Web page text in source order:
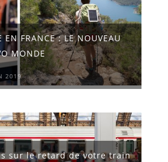
EN FRANCE : LE NOUVEAU
MONDE
2019
sur le retard de votre train